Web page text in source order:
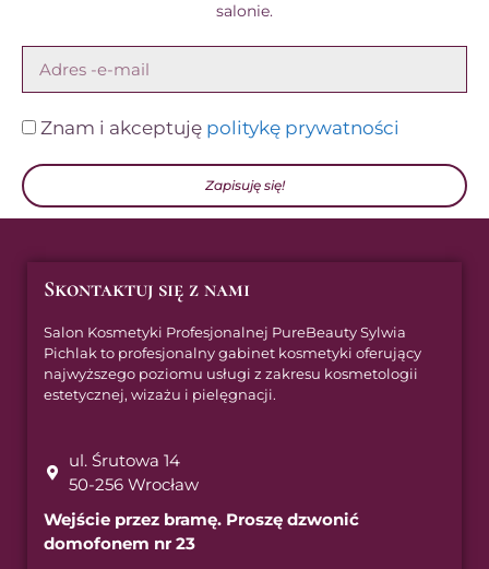
salonie.
Znam i akceptuję politykę prywatności
Zapisuję się!
Skontaktuj się z nami
Salon Kosmetyki Profesjonalnej PureBeauty Sylwia
Pichlak to profesjonalny gabinet kosmetyki oferujący
najwyższego poziomu usługi z zakresu kosmetologii
estetycznej, wizażu i pielęgnacji.
ul. Śrutowa 14
50-256 Wrocław
Wejście przez bramę. Proszę dzwonić
domofonem nr 23